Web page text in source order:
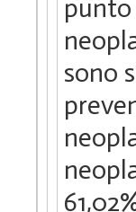
punto
sono